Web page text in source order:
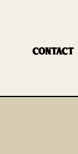
CONTACT